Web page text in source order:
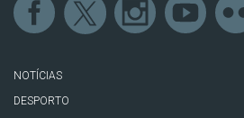
NOTÍCIAS
DESPORTO